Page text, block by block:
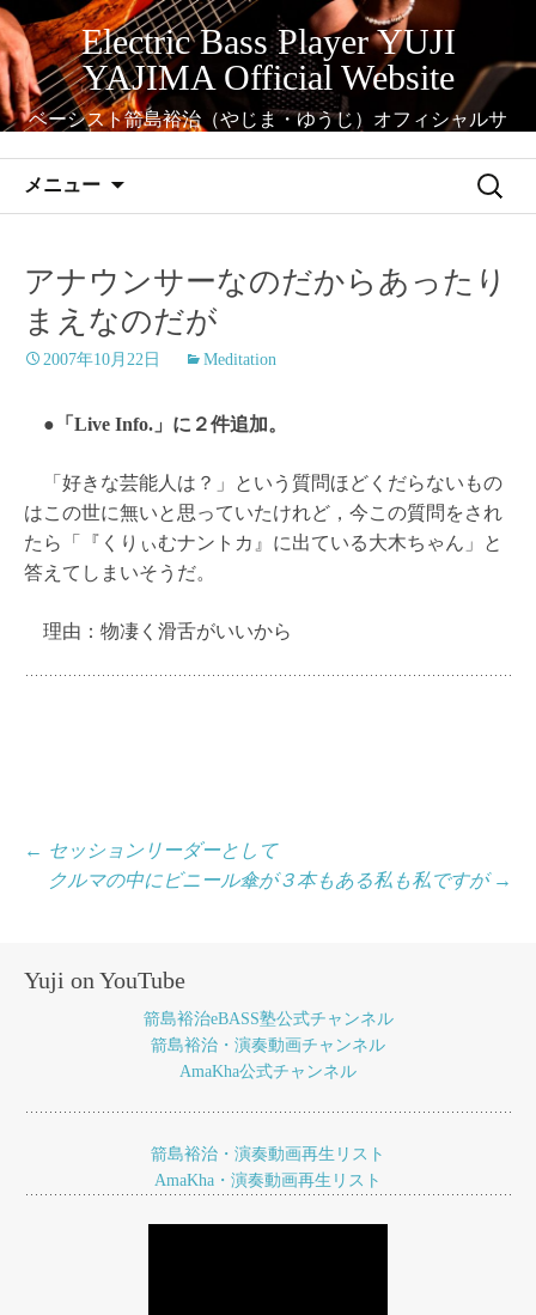
コ
ン
テ
ン
ツ
へ
Electric Bass Player YUJI
YAJIMA Official Website
ベーシスト箭島裕治（やじま・ゆうじ）オフィシャルサ
メニュー
検
アナウンサーなのだからあったり
まえなのだが
2007年10月22日 Meditation
●「Live Info.」に２件追加。
「好きな芸能人は？」という質問ほどくだらないもの
はこの世に無いと思っていたけれど，今この質問をされ
たら「『くりぃむナントカ』に出ている大木ちゃん」と
答えてしまいそうだ。
理由：物凄く滑舌がいいから
投
ビ
← セッションリーダーとして
クルマの中にビニール傘が３本もある私も私ですが →
Yuji on YouTube
箭島裕治eBASS塾公式チャンネル
箭島裕治・演奏動画チャンネル
AmaKha公式チャンネル
箭島裕治・演奏動画再生リスト
AmaKha・演奏動画再生リスト